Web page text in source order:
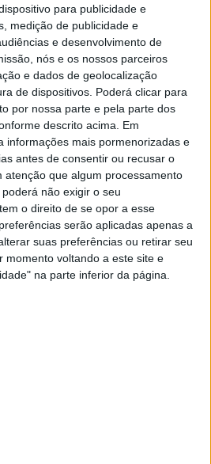
para publicidade e
medição de publicidade e
e desenvolvimento de
nós e os nossos parceiros
e dados de geolocalização
de dispositivos. Poderá clicar para
por nossa parte e pela parte dos
descrito acima. Em
informações mais pormenorizadas e
antes de consentir ou recusar o
atenção que algum processamento
não exigir o seu
o direito de se opor a esse
serão aplicadas apenas a
suas preferências ou retirar seu
momento voltando a este site e
na parte inferior da página.
artigo
de SSP300 acaba de
com a Kawasaki
ambicioso programa de
e internacionais